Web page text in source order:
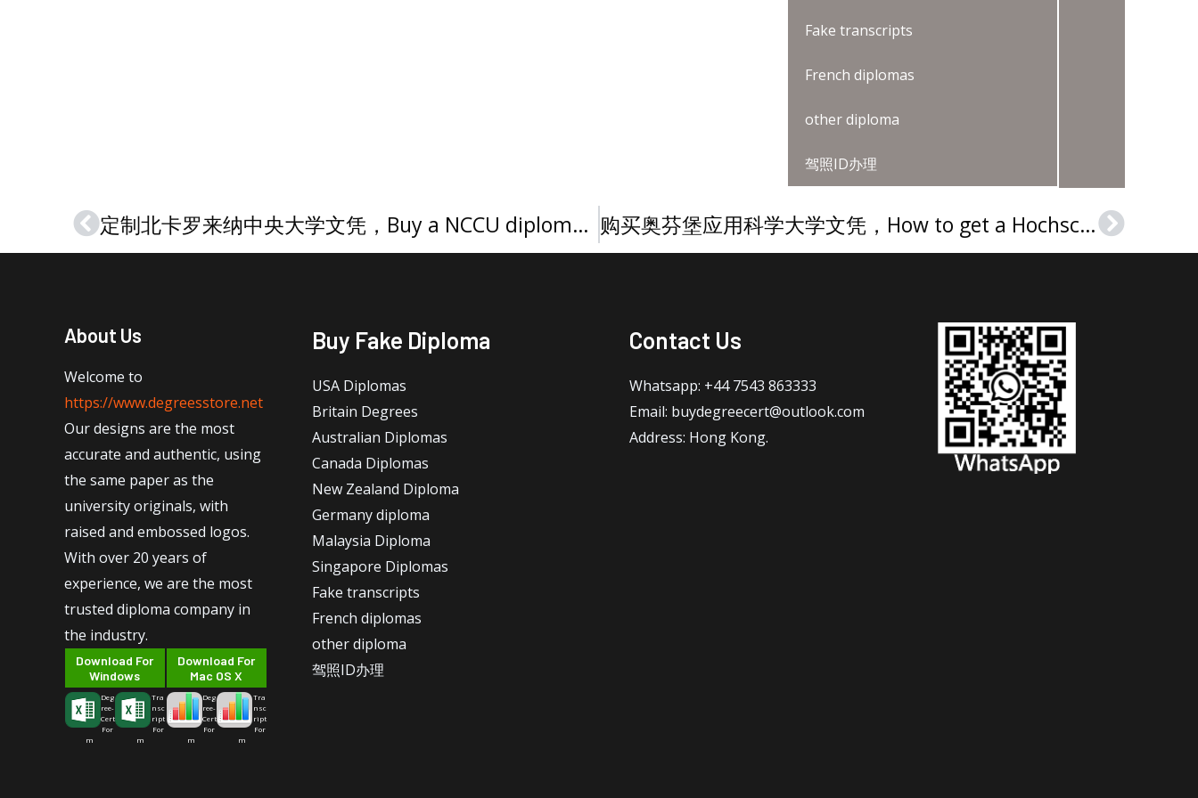
Fake transcripts
French diplomas
other diploma
驾照ID办理
Prev 定制北卡罗来纳中央大学文凭，Buy a NCCU diploma online 购买奥芬堡应用科学大学文凭，How to get a Hochschule Offenburg UrkundeNext
About Us
Welcome to
https://www.degreesstore.net
Our designs are the most
accurate and authentic, using
the same paper as the
university originals, with
raised and embossed logos.
With over 20 years of
experience, we are the most
trusted diploma company in
the industry.
Download For
Windows
Deg
ree-
Cert
For
m
Tra
nsc
ript
For
m
Download For
Mac OS X
Deg
ree-
Cert
For
m
Tra
nsc
ript
For
m
Buy Fake Diploma
USA Diplomas
Britain Degrees
Australian Diplomas
Canada Diplomas
New Zealand Diploma
Germany diploma
Malaysia Diploma
Singapore Diplomas
Fake transcripts
French diplomas
other diploma
驾照ID办理
Contact Us
Whatsapp: +44 7543 863333
Email: buydegreecert@outlook.com
Address: Hong Kong.